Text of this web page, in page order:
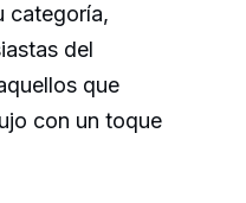
categoría,
del
que
con un toque